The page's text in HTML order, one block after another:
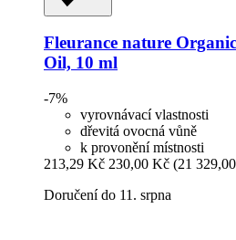
Fleurance nature
Oil, 10 ml
-7%
vyrovnávací vlastnosti
dřevitá ovocná vůně
k provonění místnosti
213,29 Kč 230,00 Kč (21
Doručení do 11. srpna